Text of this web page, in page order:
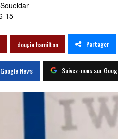
15
dougie hamilton Partager
News Suivez-nous sur